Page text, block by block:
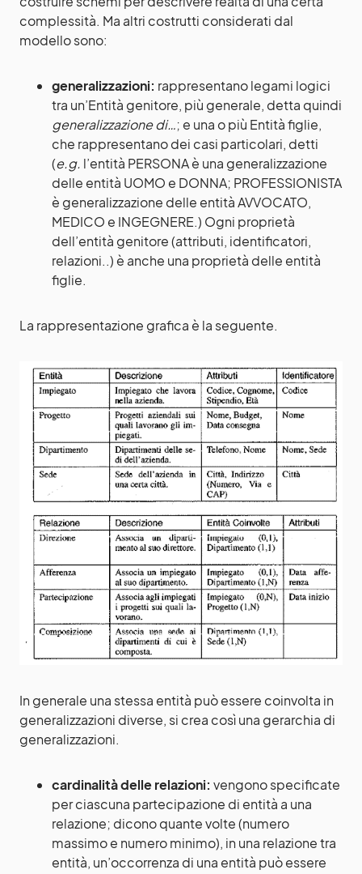
complessità. Ma altri costrutti considerati dal
modello sono:
generalizzazioni: rappresentano legami logici
tra un’Entità genitore, più generale, detta quindi
generalizzazione di…; e una o più Entità figlie,
che rappresentano dei casi particolari, detti
(e.g. l’entità PERSONA è una generalizzazione
delle entità UOMO e DONNA; PROFESSIONISTA
è generalizzazione delle entità AVVOCATO,
MEDICO e INGEGNERE.) Ogni proprietà
dell’entità genitore (attributi, identificatori,
relazioni..) è anche una proprietà delle entità
figlie.
La rappresentazione grafica è la seguente.
In generale una stessa entità può essere coinvolta in
generalizzazioni diverse, si crea così una gerarchia di
generalizzazioni.
cardinalità delle relazioni: vengono specificate
per ciascuna partecipazione di entità a una
relazione; dicono quante volte (numero
massimo e numero minimo), in una relazione tra
entità, un’occorrenza di una entità può essere